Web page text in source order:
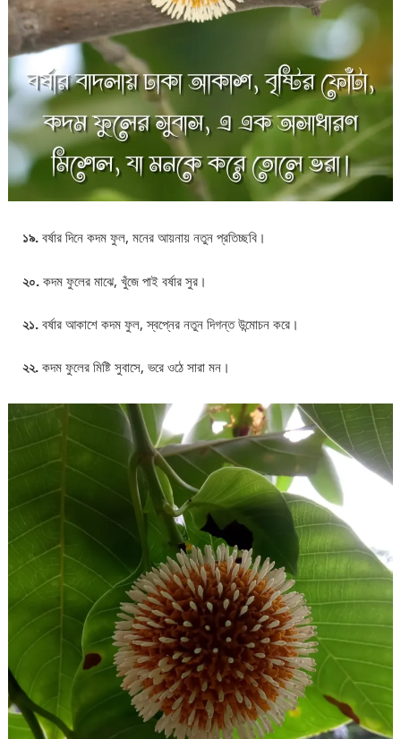
১৯. বর্ষার দিনে কদম ফুল, মনের আয়নায় নতুন প্রতিচ্ছবি।
২০. কদম ফুলের মাঝে, খুঁজে পাই বর্ষার সুর।
২১. বর্ষার আকাশে কদম ফুল, স্বপ্নের নতুন দিগন্ত উন্মোচন করে।
২২. কদম ফুলের মিষ্টি সুবাসে, ভরে ওঠে সারা মন।